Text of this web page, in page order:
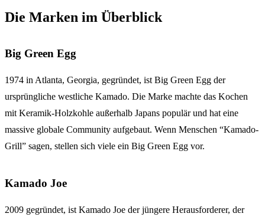
Die Marken im Überblick
Big Green Egg
1974 in Atlanta, Georgia, gegründet, ist Big Green Egg der
ursprüngliche westliche Kamado. Die Marke machte das Kochen
mit Keramik-Holzkohle außerhalb Japans populär und hat eine
massive globale Community aufgebaut. Wenn Menschen “Kamado-
Grill” sagen, stellen sich viele ein Big Green Egg vor.
Kamado Joe
2009 gegründet, ist Kamado Joe der jüngere Herausforderer, der